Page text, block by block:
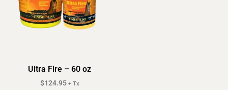
Ultra Fire – 60 oz
$124.95 + Tx